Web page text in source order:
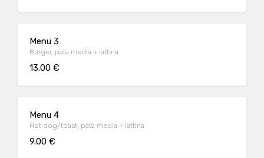
Menu 3
Burger, pata media + lattina
13.00 €
Menu 4
Hot dog/toast, pata media + lattina
9.00 €